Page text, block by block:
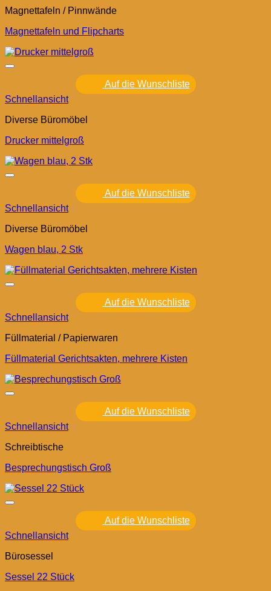
Magnettafeln / Pinnwände
Magnettafeln und Flipcharts
Auf die Wunschliste
Schnellansicht
Diverse Büromöbel
Drucker mittelgroß
Auf die Wunschliste
Schnellansicht
Diverse Büromöbel
Wagen blau, 2 Stk
Auf die Wunschliste
Schnellansicht
Füllmaterial / Papierwaren
Füllmaterial Gerichtsakten, mehrere Kisten
Auf die Wunschliste
Schnellansicht
Schreibtische
Besprechungstisch Groß
Auf die Wunschliste
Schnellansicht
Bürosessel
Sessel 22 Stück